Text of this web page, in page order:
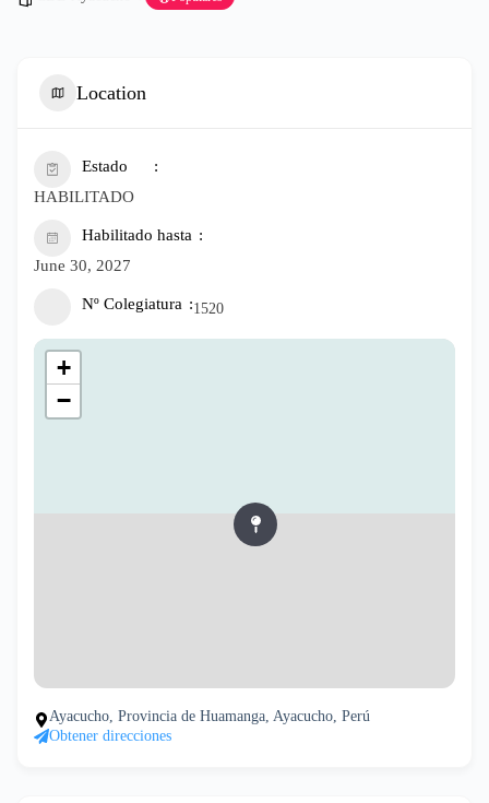
Location
Estado
HABILITADO
Habilitado hasta
June 30, 2027
Nº Colegiatura 1520
+
−
Ayacucho, Provincia de Huamanga, Ayacucho, Perú
Obtener direcciones